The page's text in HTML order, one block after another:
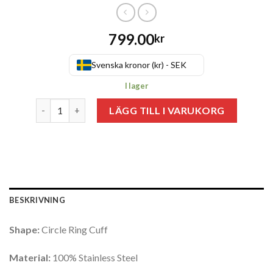
799.00kr
Svenska kronor (kr) - SEK
I lager
LÄGG TILL I VARUKORG
BESKRIVNING
Shape:Circle Ring Cuff
Material: 100% Stainless Steel